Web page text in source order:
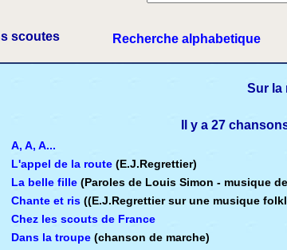
scoutes Recherche alphabetique
Sur la
Il y a 27
A, A, A...
L'appel de la route (E.J.Regrettier)
La belle fille (Paroles de Louis Simon - musique
Chante et ris ((E.J.Regrettier sur une musique
Chez les scouts de France
Dans la troupe (chanson de marche)